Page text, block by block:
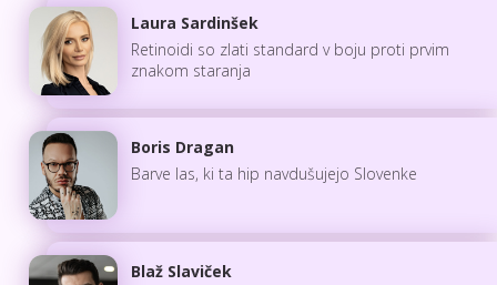
Laura Sardinšek
Retinoidi so zlati standard v boju proti prvim
znakom staranja
Boris Dragan
Barve las, ki ta hip navdušujejo Slovenke
Blaž Slaviček